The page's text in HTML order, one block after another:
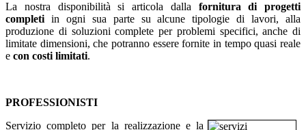
La nostra disponibilità si articola dalla fornitura di progetti
completi in ogni sua parte su alcune tipologie di lavori, alla
produzione di soluzioni complete per problemi specifici, anche di
limitate dimensioni, che potranno essere fornite in tempo quasi reale
e con costi limitati.
PROFESSIONISTI
Servizio completo per la realizzazione e la